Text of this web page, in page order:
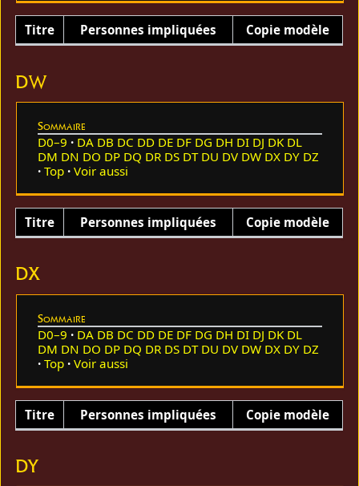
Titre Personnes impliquées Copie modèle
DW
Sommaire
D0–9 DA DB DC DD DE DF DG DH DI DJ DK DL
DM DN DO DP DQ DR DS DT DU DV DW DX DY DZ
Top
Voir aussi
Titre Personnes impliquées Copie modèle
DX
Sommaire
D0–9 DA DB DC DD DE DF DG DH DI DJ DK DL
DM DN DO DP DQ DR DS DT DU DV DW DX DY DZ
Top
Voir aussi
Titre Personnes impliquées Copie modèle
DY